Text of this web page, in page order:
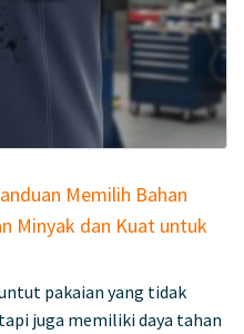
Memilih Bahan
Minyak dan Kuat untuk
pakaian yang tidak
juga memiliki daya tahan